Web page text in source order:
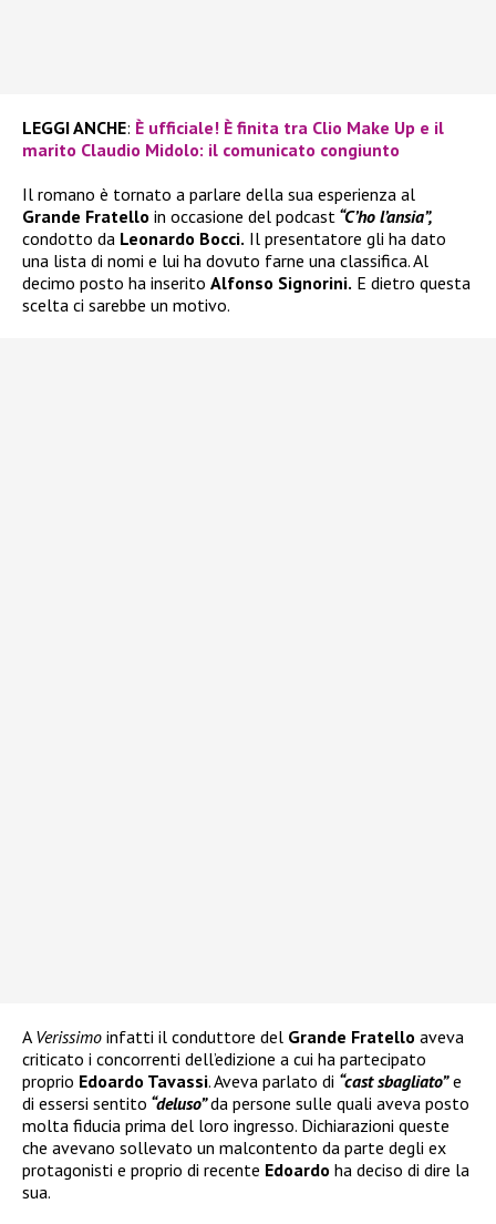
LEGGI ANCHE: È ufficiale! È finita tra Clio Make Up e il
marito Claudio Midolo: il comunicato congiunto
Il romano è tornato a parlare della sua esperienza al
Grande Fratello in occasione del podcast “C’ho l’ansia”,
condotto da Leonardo Bocci. Il presentatore gli ha dato
una lista di nomi e lui ha dovuto farne una classifica. Al
decimo posto ha inserito Alfonso Signorini. E dietro questa
scelta ci sarebbe un motivo.
A Verissimo infatti il conduttore del Grande Fratello aveva
criticato i concorrenti dell’edizione a cui ha partecipato
proprio Edoardo Tavassi. Aveva parlato di “cast sbagliato”e
di essersi sentito “deluso”da persone sulle quali aveva posto
molta fiducia prima del loro ingresso. Dichiarazioni queste
che avevano sollevato un malcontento da parte degli ex
protagonisti e proprio di recente Edoardo ha deciso di dire la
sua.